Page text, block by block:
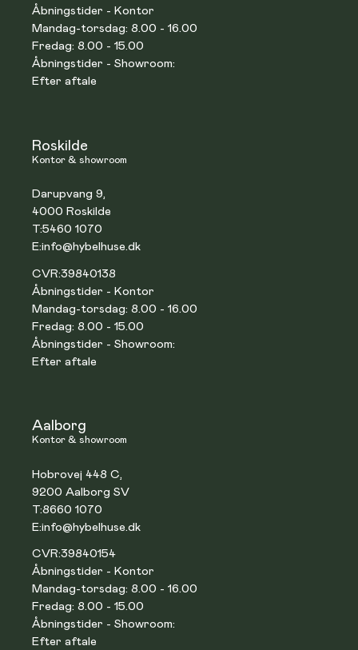
Åbningstider - Kontor
Mandag-torsdag: 8.00 - 16.00
Fredag: 8.00 - 15.00
Åbningstider - Showroom:
Efter aftale
Roskilde
Kontor & showroom
Darupvang 9,
4000 Roskilde
T:5460 1070
E:info@hybelhuse.dk
CVR:39840138
Åbningstider - Kontor
Mandag-torsdag: 8.00 - 16.00
Fredag: 8.00 - 15.00
Åbningstider - Showroom:
Efter aftale
Aalborg
Kontor & showroom
Hobrovej 448 C,
9200 Aalborg SV
T:8660 1070
E:info@hybelhuse.dk
CVR:39840154
Åbningstider - Kontor
Mandag-torsdag: 8.00 - 16.00
Fredag: 8.00 - 15.00
Åbningstider - Showroom:
Efter aftale